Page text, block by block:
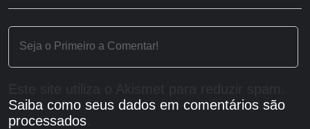
Saiba como seus dados em comentários são
processados.